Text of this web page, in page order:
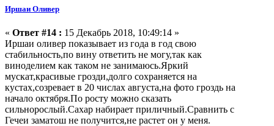
Иршаи Оливер
« Ответ #14 : 15 Декабрь 2018, 10:49:14 »
Иршаи оливер показывает из года в год свою
стабильность,по вину ответить не могу,так как
виноделием как таком не занимаюсь.Яркий
мускат,красивые грозди,долго сохраняется на
кустах,созревает в 20 числах августа,на фото гроздь на
начало октября.По росту можно сказать
сильнорослый.Сахар набирает приличный.Сравнить с
Гечеи заматош не получится,не растет он у меня.